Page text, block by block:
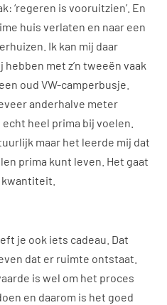
‘regeren is vooruitzien’. En
huis verlaten en naar een
Ik kan mij daar
met z’n tweeën vaak
oud VW-camperbusje.
anderhalve meter
heel prima bij voelen.
maar het leerde mij dat
prima kunt leven. Het gaat
je ook iets cadeau. Dat
dat er ruimte ontstaat.
is wel om het proces
en daarom is het goed